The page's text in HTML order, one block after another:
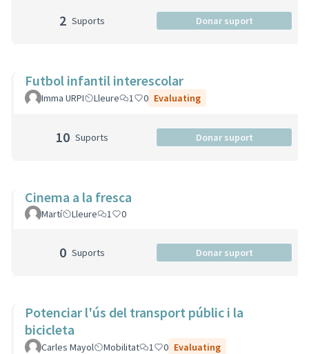
2 Suports Donar suport
Futbol infantil interescolar
Imma URPI Lleure 1 0 Evaluating
10 Suports Donar suport
Cinema a la fresca
Martí Lleure 1 0
0 Suports Donar suport
Potenciar l'ús del transport públic i la
bicicleta
Carles Mayol Mobilitat 1 0 Evaluating